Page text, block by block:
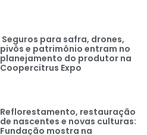
Seguros para safra, drones,
pivôs e patrimônio entram no
planejamento do produtor na
Coopercitrus Expo
Reflorestamento, restauração
de nascentes e novas culturas:
Fundação mostra na